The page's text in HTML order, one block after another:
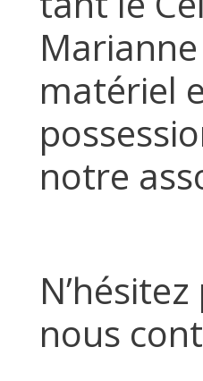
matériel
notre
nous